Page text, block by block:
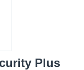
Plus